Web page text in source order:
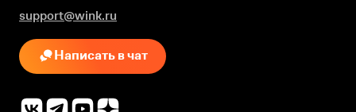
support@wink.ru
Написать в чат